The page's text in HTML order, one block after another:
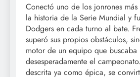
Conectó uno de los jonrones
la historia de la Serie Mundial y
Dodgers en cada turno al bate.
superó sus propios obstáculos,
motor de un equipo que buscaba
desesperadamente el
descrita ya como épica, se